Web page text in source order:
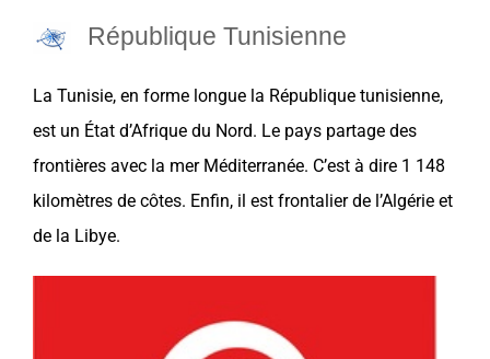
République Tunisienne
La Tunisie, en forme longue la République tunisienne,
est un État d’Afrique du Nord. Le pays partage des
frontières avec la mer Méditerranée. C’est à dire 1 148
kilomètres de côtes. Enfin, il est frontalier de l’Algérie et
de la Libye.